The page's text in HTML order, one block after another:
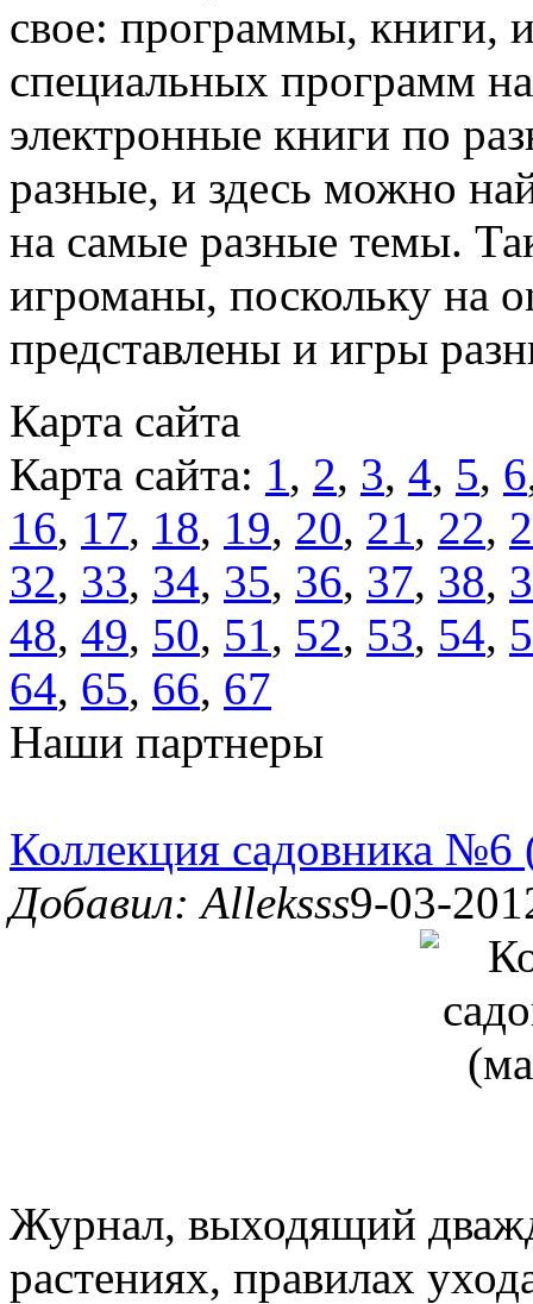
свое: программы, книги,
специальных программ
электронные книги по
разные, и здесь можно
на самые разные темы.
игроманы, поскольку на
представлены и игры
Карта сайта
Карта сайта: 1, 2, 3, 4, 5, 6
16, 17, 18, 19, 20, 21, 22,
32, 33, 34, 35, 36, 37, 38,
48, 49, 50, 51, 52, 53, 54,
64, 65, 66, 67
Наши партнеры
Коллекция садовника №6
Добавил: Alleksss9-03-
Журнал, выходящий
растениях, правилах